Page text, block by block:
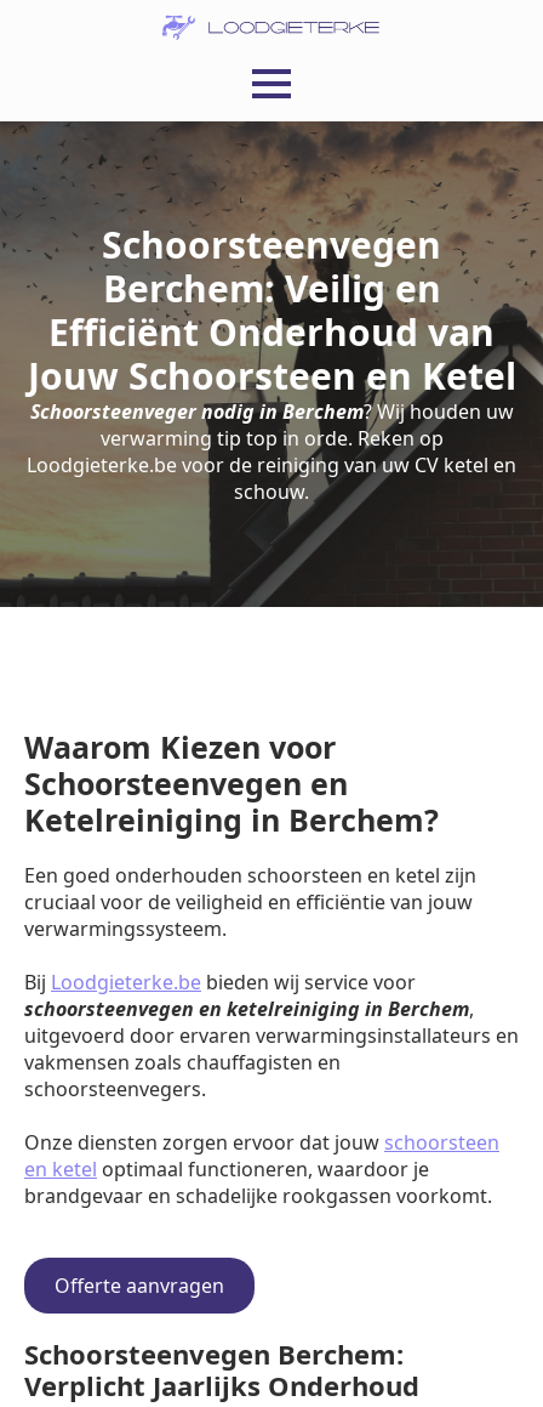
Schoorsteenvegen
Berchem: Veilig en
Efficiënt Onderhoud van
Jouw Schoorsteen en Ketel
Schoorsteenveger nodig in Berchem? Wij houden uw
verwarming tip top in orde. Reken op
Loodgieterke.be voor de reiniging van uw CV ketel en
schouw.
Waarom Kiezen voor
Schoorsteenvegen en
Ketelreiniging in Berchem?
Een goed onderhouden schoorsteen en ketel zijn
cruciaal voor de veiligheid en efficiëntie van jouw
verwarmingssysteem.
Bij Loodgieterke.be bieden wij service voor
schoorsteenvegen en ketelreiniging in Berchem,
uitgevoerd door ervaren verwarmingsinstallateurs en
vakmensen zoals chauffagisten en
schoorsteenvegers.
Onze diensten zorgen ervoor dat jouw schoorsteen
en ketel optimaal functioneren, waardoor je
brandgevaar en schadelijke rookgassen voorkomt.
Offerte aanvragen
Schoorsteenvegen Berchem:
Verplicht Jaarlijks Onderhoud